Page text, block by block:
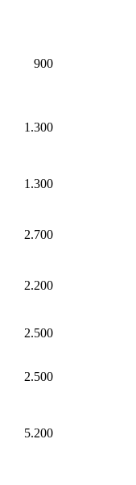
900
1.300
1.300
2.700
2.200
2.500
2.500
5.200